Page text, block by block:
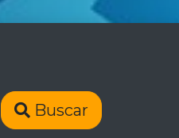
Buscar